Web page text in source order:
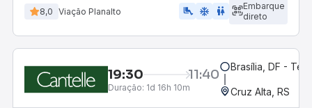
8,0 Viação Planalto airline_seat_legroom_extra ac_unit WC
Embarque
direto
19:30 11:40
Duração: 1d 16h 10m
Brasília, DF -
Cruz Alta, RS